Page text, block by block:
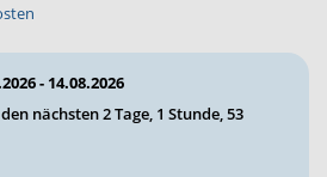
- 14.08.2026
nächsten2 Tage, 1 Stunde, 53